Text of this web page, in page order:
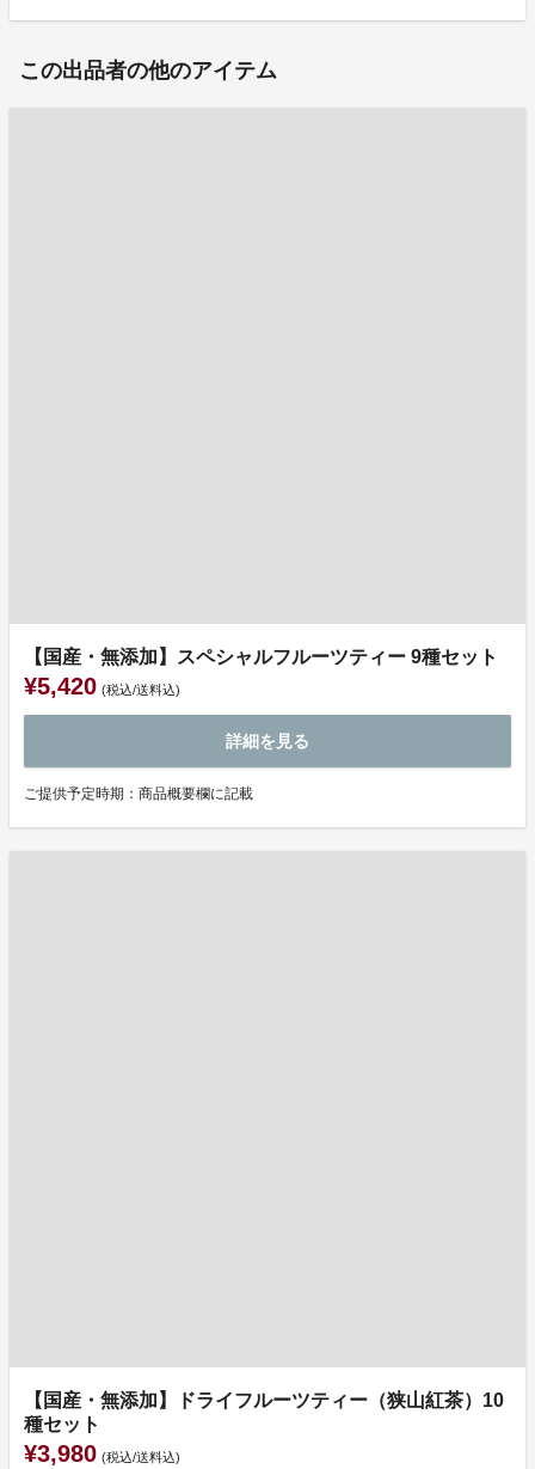
この出品者の他のアイテム
【国産・無添加】スペシャルフルーツティー 9種セット
¥5,420 (税込/送料込)
詳細を見る
ご提供予定時期：商品概要欄に記載
【国産・無添加】ドライフルーツティー（狭山紅茶）10
種セット
¥3,980 (税込/送料込)